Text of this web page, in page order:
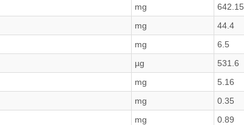
mg 642.15
mg 44.4
mg 6.5
µg 531.6
mg 5.16
mg 0.35
mg 0.89